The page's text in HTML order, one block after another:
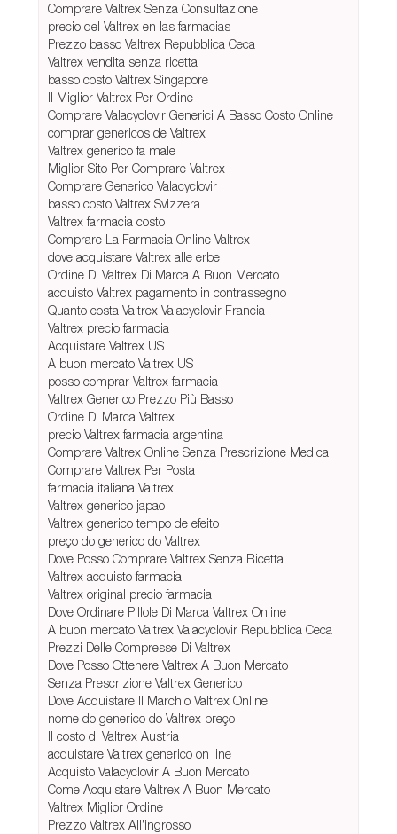
Comprare Valtrex Senza Consultazione
precio del Valtrex en las farmacias
Prezzo basso Valtrex Repubblica Ceca
Valtrex vendita senza ricetta
basso costo Valtrex Singapore
Il Miglior Valtrex Per Ordine
Comprare Valacyclovir Generici A Basso Costo Online
comprar genericos de Valtrex
Valtrex generico fa male
Miglior Sito Per Comprare Valtrex
Comprare Generico Valacyclovir
basso costo Valtrex Svizzera
Valtrex farmacia costo
Comprare La Farmacia Online Valtrex
dove acquistare Valtrex alle erbe
Ordine Di Valtrex Di Marca A Buon Mercato
acquisto Valtrex pagamento in contrassegno
Quanto costa Valtrex Valacyclovir Francia
Valtrex precio farmacia
Acquistare Valtrex US
A buon mercato Valtrex US
posso comprar Valtrex farmacia
Valtrex Generico Prezzo Più Basso
Ordine Di Marca Valtrex
precio Valtrex farmacia argentina
Comprare Valtrex Online Senza Prescrizione Medica
Comprare Valtrex Per Posta
farmacia italiana Valtrex
Valtrex generico japao
Valtrex generico tempo de efeito
preço do generico do Valtrex
Dove Posso Comprare Valtrex Senza Ricetta
Valtrex acquisto farmacia
Valtrex original precio farmacia
Dove Ordinare Pillole Di Marca Valtrex Online
A buon mercato Valtrex Valacyclovir Repubblica Ceca
Prezzi Delle Compresse Di Valtrex
Dove Posso Ottenere Valtrex A Buon Mercato
Senza Prescrizione Valtrex Generico
Dove Acquistare Il Marchio Valtrex Online
nome do generico do Valtrex preço
Il costo di Valtrex Austria
acquistare Valtrex generico on line
Acquisto Valacyclovir A Buon Mercato
Come Acquistare Valtrex A Buon Mercato
Valtrex Miglior Ordine
Prezzo Valtrex All’ingrosso